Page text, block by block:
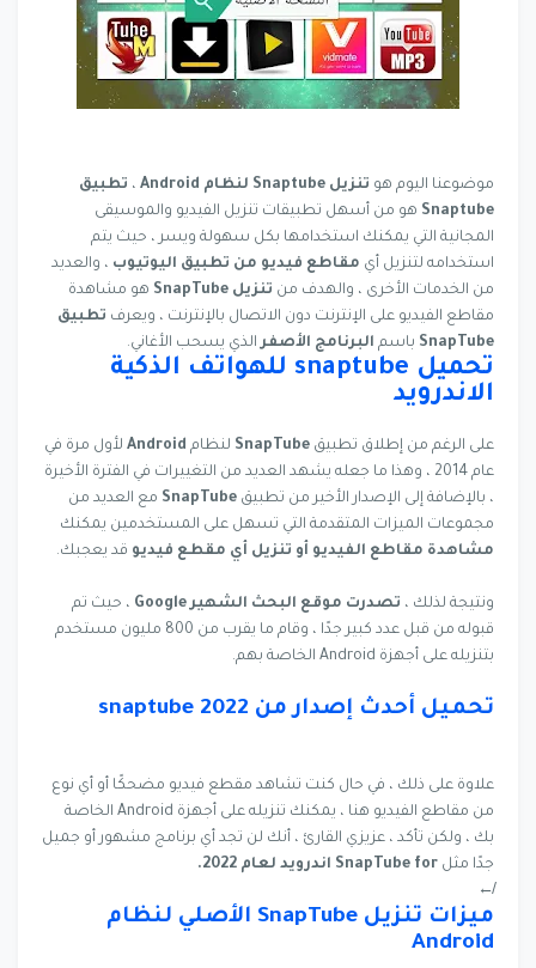
موضوعنا اليوم هو تنزيل Snaptube لنظام Android ، تطبيق
Snaptube هو من أسهل تطبيقات تنزيل الفيديو والموسيقى
المجانية التي يمكنك استخدامها بكل سهولة ويسر ، حيث يتم
استخدامه لتنزيل أي مقاطع فيديو من تطبيق اليوتيوب ، والعديد
من الخدمات الأخرى ، والهدف من تنزيل SnapTube
هو مشاهدة
مقاطع الفيديو على الإنترنت دون الاتصال بالإنترنت ، ويعرف تطبيق
SnapTube باسم البرنامج الأصفرالذي يسحب الأغاني.
تحميل snaptube للهواتف الذكية
الاندرويد
على الرغم من إطلاق تطبيق SnapTube لنظام Android لأول مرة في
عام 2014 ، وهذا ما جعله يشهد العديد من التغييرات في الفترة الأخيرة
، بالإضافة إلى الإصدار الأخير من تطبيق SnapTube مع العديد من
مجموعات الميزات المتقدمة التي تسهل على المستخدمين يمكنك
مشاهدة مقاطع الفيديو أو تنزيل أي مقطع فيديو قد يعجبك.
ونتيجة لذلك ، تصدرت موقع البحث الشهير Google
، حيث تم
قبوله من قبل عدد كبير جدًا ، وقام ما يقرب من 800 مليون مستخدم
بتنزيله على أجهزة Android الخاصة بهم.
تحميل أحدث إصدار من snaptube 2022
علاوة على ذلك ، في حال كنت تشاهد مقطع فيديو مضحكًا أو أي نوع
من مقاطع الفيديو هنا ، يمكنك تنزيله على أجهزة Android الخاصة
بك ، ولكن تأكد ، عزيزي القارئ ، أنك لن تجد أي برنامج مشهور أو جميل
جدًا مثل SnapTube for اندرويد لعام 2022.
↚
ميزات تنزيل SnapTube الأصلي لنظام
Android